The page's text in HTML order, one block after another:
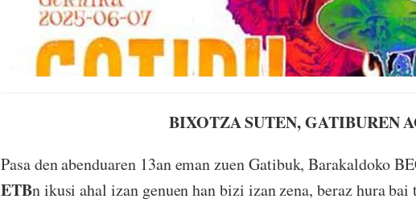
BIXOTZA SUTEN, GATIBUREN
Pasa den abenduaren 13an eman zuen Gatibuk, Barakaldoko
ETBn ikusi ahal izan genuen han bizi izan zena, beraz hura bai